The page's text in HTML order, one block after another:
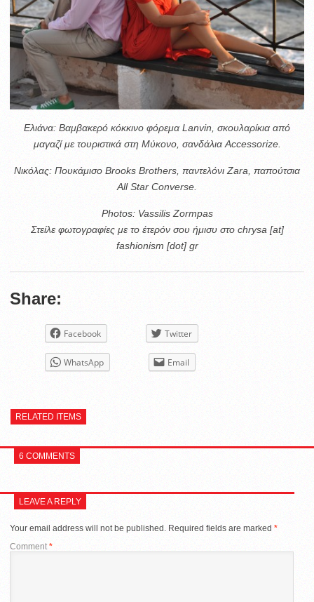
Ελιάνα: Βαμβακερό κόκκινο φόρεμα Lanvin, σκουλαρίκια από
μαγαζί με τουριστικά στη Μύκονο, σανδάλια Accessorize.
Νικόλας: Πουκάμισο Brooks Brothers, παντελόνι Zara, παπούτσια
All Star Converse.
Photos: Vassilis Zormpas
Στείλε φωτογραφίες με το έτερόν σου ήμισυ στο chrysa [at]
fashionism [dot] gr
Share:
Facebook Twitter
WhatsApp Email
RELATED ITEMS
6 COMMENTS
LEAVE A REPLY
Your email address will not be published. Required fields are marked *
Comment*